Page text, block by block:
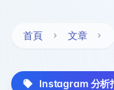
首頁 文章
Instagram 分析